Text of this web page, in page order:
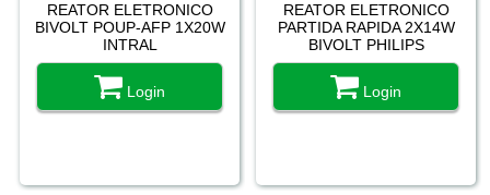
REATOR ELETRONICO
BIVOLT POUP-AFP 1X20W
INTRAL
Login
REATOR ELETRONICO
PARTIDA RAPIDA 2X14W
BIVOLT PHILIPS
Login